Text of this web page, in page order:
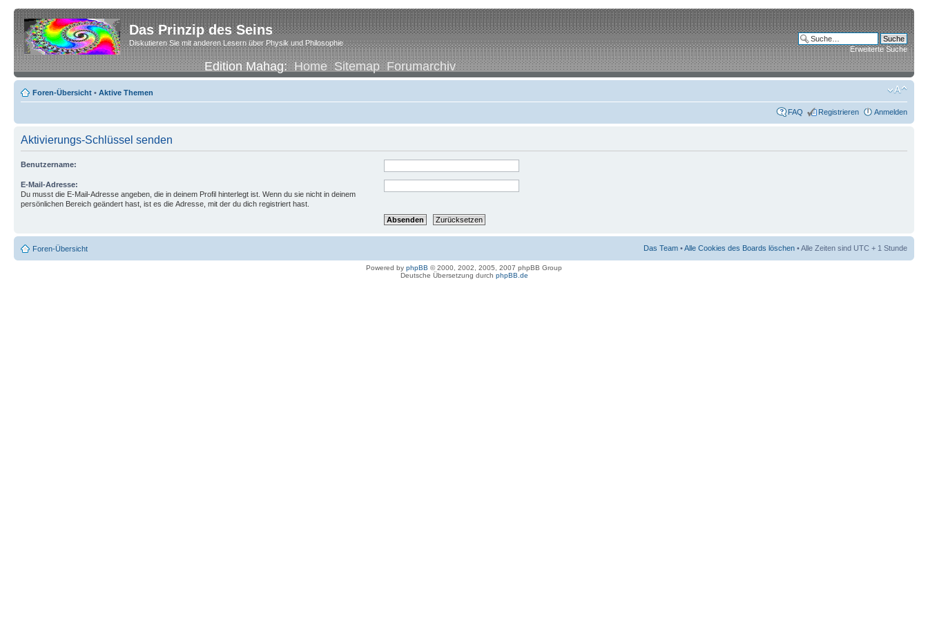
Das Prinzip des Seins
Diskutieren Sie mit anderen Lesern über Physik und Philosophie
Edition Mahag:Home Sitemap Forumarchiv
Erweiterte Suche
Foren-Übersicht • Aktive Themen
FAQ Registrieren Anmelden
Aktivierungs-Schlüssel senden
Benutzername:
E-Mail-Adresse:
Du musst die E-Mail-Adresse angeben, die in deinem Profil hinterlegt ist. Wenn du sie nicht in deinem
persönlichen Bereich geändert hast, ist es die Adresse, mit der du dich registriert hast.
Foren-Übersicht Das Team •Alle Cookies des Boards löschen • Alle Zeiten sind UTC + 1 Stunde
Powered by phpBB © 2000, 2002, 2005, 2007 phpBB Group
Deutsche Übersetzung durch phpBB.de